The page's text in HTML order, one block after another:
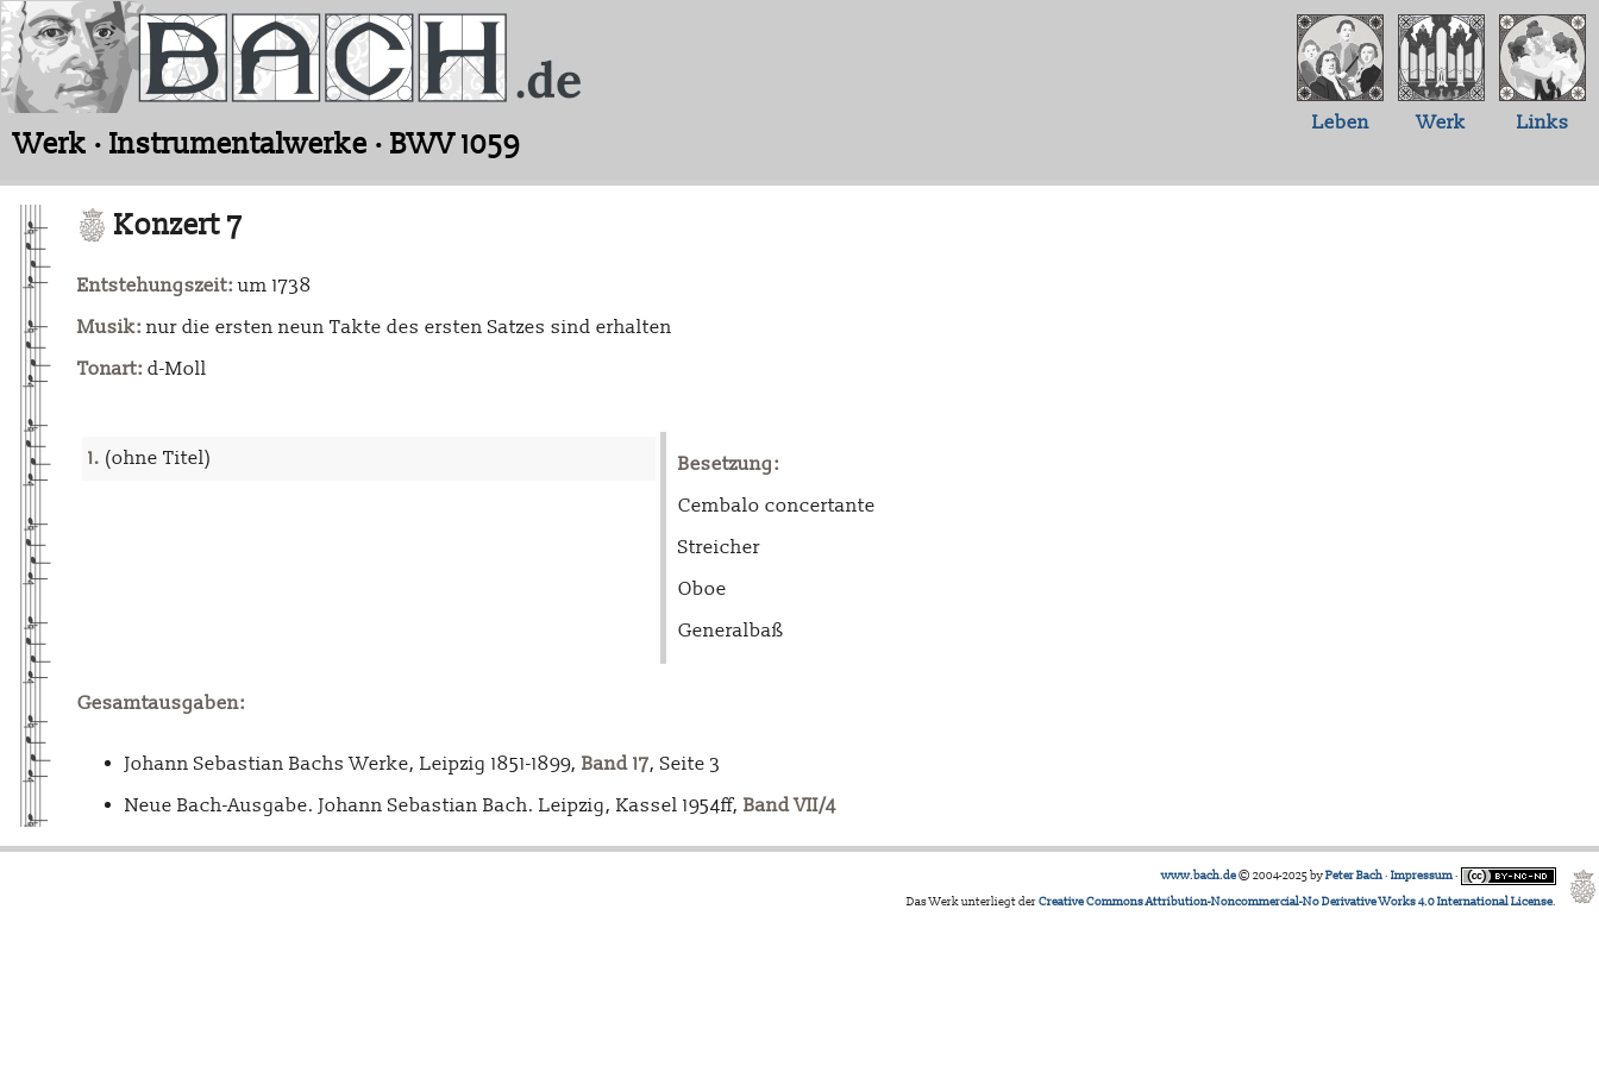
Werk · Instrumentalwerke · BWV 1059
Leben Werk Links
Konzert 7
Entstehungszeit: um 1738
Musik: nur die ersten neun Takte des ersten Satzes sind erhalten
Tonart: d-Moll
1. (ohne Titel)
Besetzung:
Cembalo concertante
Streicher
Oboe
Generalbaß
Gesamtausgaben:
Johann Sebastian Bachs Werke, Leipzig 1851-1899, Band 17, Seite 3
Neue Bach-Ausgabe. Johann Sebastian Bach. Leipzig, Kassel 1954ff, Band VII/4
www.bach.de© 2004-2025 byPeter Bach· Impressum·
Das Werk unterliegt derCreative Commons Attribution-Noncommercial-No Derivative Works 4.0 International License.